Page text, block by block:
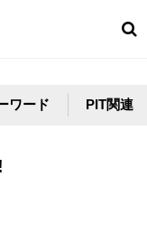
ワード PIT関連